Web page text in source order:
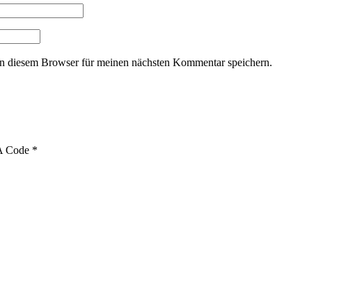
Browser für meinen nächsten Kommentar speichern.
Code *